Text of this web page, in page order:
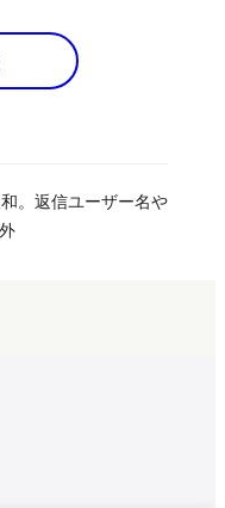
。返信ユーザー名や